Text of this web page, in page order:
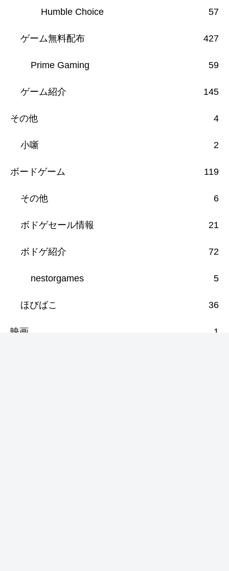
Humble Choice 57
ゲーム無料配布 427
Prime Gaming 59
ゲーム紹介 145
その他 4
小噺 2
ボードゲーム 119
その他 6
ボドゲセール情報 21
ボドゲ紹介 72
nestorgames 5
ほびばこ 36
映画 1